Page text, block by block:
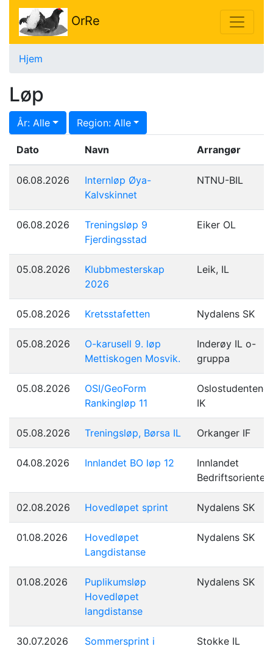
OrRe
Hjem
Løp
År: Alle Region: Alle
Dato Navn Arrangør
06.08.2026
Internløp Øya-
Kalvskinnet
NTNU-BIL
06.08.2026
Treningsløp 9
Fjerdingsstad
Eiker OL
05.08.2026
Klubbmesterskap
2026
Leik, IL
05.08.2026 Kretsstafetten Nydalens SK
05.08.2026
O-karusell 9. løp
Mettiskogen Mosvik.
Inderøy IL o-
gruppa
05.08.2026
OSI/GeoForm
Rankingløp 11
Oslostudentenes
IK
05.08.2026 Treningsløp, Børsa IL Orkanger IF
04.08.2026 Innlandet BO løp 12
Innlandet
02.08.2026 Hovedløpet sprint Nydalens SK
01.08.2026
Hovedløpet
Langdistanse
Nydalens SK
01.08.2026
Puplikumsløp
Hovedløpet
langdistanse
Nydalens SK
30.07.2026
Sommersprint i
Stokke IL